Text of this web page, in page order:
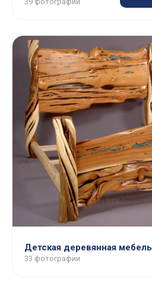
Детская деревянная мебель
33 фотографии